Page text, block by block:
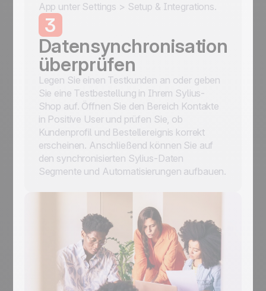
App unter Settings > Setup & Integrations.
3
Datensynchronisation
überprüfen
Legen Sie einen Testkunden an oder geben
Sie eine Testbestellung in Ihrem Sylius-
Shop auf. Öffnen Sie den Bereich Kontakte
in Positive User und prüfen Sie, ob
Kundenprofil und Bestellereignis korrekt
erscheinen. Anschließend können Sie auf
den synchronisierten Sylius-Daten
Segmente und Automatisierungen aufbauen.